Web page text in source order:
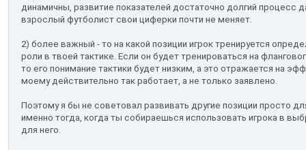
динамичны, развитие показателей достаточно долгий процесс
взрослый футболист свои циферки почти не меняет.
2) более важный - то на какой позиции игрок тренируется
роли в твоей тактике. Если он будет тренироваться на
то его понимание тактики будет низким, а это отражается на
моему действительно так работает, а не только заявлено.
Поэтому я бы не советовал развивать другие позиции просто
именно тогда, когда ты собираешься использовать игрока в
для него.